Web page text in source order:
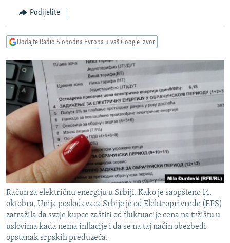
navigaciju
Pređite
na
CRNA GORA
VIDEO
FOTOGALERIJE
INFOGRAFIKE
PODCASTI
RAT U UKRAJINI
KINA NA BALKANU
RSE PRIČE IZ SVIJETA
ISPRIČAJ MI
DNEVNO@RSE
SPECIJALI RSE
VIŠE OD NASLOVA
GENOCID U SREBRENICI
POPLAVE I KLIZIŠTA U BIH 2024.
TV LIBERTY
PRATITE NAS
Sve RFE/RL stranice
Podijelite
Dodajte Radio Slobodna Evropa u vaš Google izvor
Račun za električnu energiju u Srbiji. Kako je saopšteno 14.
oktobra, Unija poslodavaca Srbije je od Elektroprivrede (EPS)
zatražila da svoje kupce zaštiti od fluktuacije cena na tržištu u
uslovima kada nema inflacije i da se na taj način obezbedi
opstanak srpskih preduzeća.